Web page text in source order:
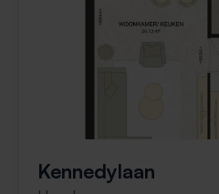
Kennedylaan